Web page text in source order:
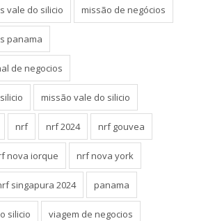
vale do silicio missão de negócios
panama
de negocios
missão vale do silicio
nrf nrf 2024 nrf gouvea
nova iorque nrf nova york
singapura 2024 panama
silicio viagem de negocios